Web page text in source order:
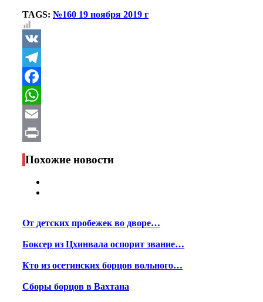
TAGS: №160 19 ноября 2019 г
VK
Telegram
Facebook
WhatsApp
Email
Print
Похожие новости
От детских пробежек во дворе…
Боксер из Цхинвала оспорит звание…
Кто из осетинских борцов вольного…
Сборы борцов в Вахтана